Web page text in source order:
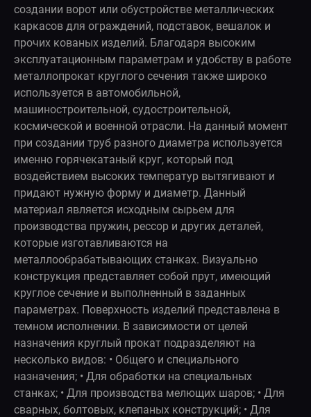
создании ворот или обустройстве металлических
каркасов для ограждений, подставок, вешалок и
прочих кованых изделий. Благодаря высоким
эксплуатационным параметрам и удобству в работе
металлопрокат круглого сечения также широко
используется в автомобильной,
машиностроительной, судостроительной,
космической и военной отрасли. На данный момент
при создании труб разного диаметра используется
именно горячекатаный круг, который под
воздействием высоких температур вытягивают и
придают нужную форму и диаметр. Данный
материал является исходным сырьем для
производства пружин, рессор и других деталей,
которые изготавливаются на
металлообрабатывающих станках. Визуально
конструкция представляет собой прут, имеющий
круглое сечение и выполненный в заданных
параметрах. Поверхность изделий представлена в
темном исполнении. В зависимости от целей
назначения круглый прокат подразделяют на
несколько видов: • Общего и специального
назначения; • Для обработки на специальных
станках; • Для производства мелющих шаров; • Для
сварных, болтовых, клепаных конструкций; • Для